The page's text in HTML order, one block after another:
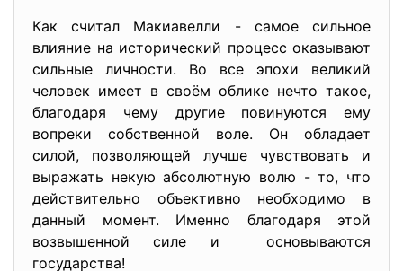
Как считал Макиавелли - самое сильное
влияние на исторический процесс оказывают
сильные личности. Во все эпохи великий
человек имеет в своём облике нечто такое,
благодаря чему другие повинуются ему
вопреки собственной воле. Он обладает
силой, позволяющей лучше чувствовать и
выражать некую абсолютную волю - то, что
действительно объективно необходимо в
данный момент. Именно благодаря этой
возвышенной силе и основываются
государства!